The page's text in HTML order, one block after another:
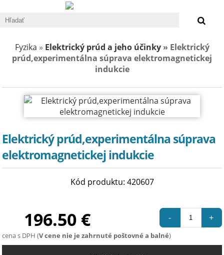
Fyzika » Elektrický prúd a jeho účinky» Elektrický
prúd,experimentálna súprava elektromagnetickej
indukcie
Elektrický prúd,experimentálna súprava
elektromagnetickej indukcie
Kód produktu: 420607
196.50 € +
-
cena s DPH (V cene nie je zahrnuté poštovné a balné)